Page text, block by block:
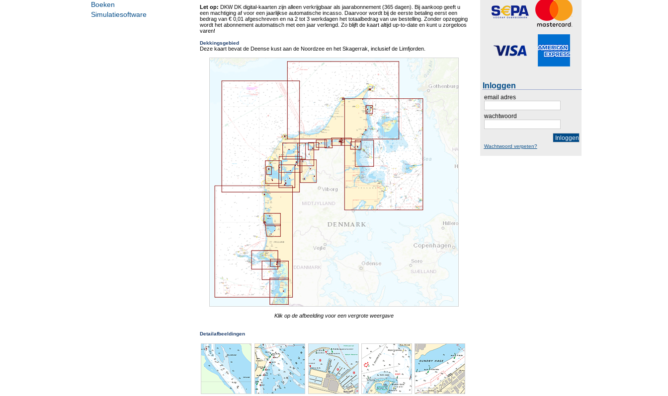
Boeken
Simulatiesoftware
Let op: DKW DK digital-kaarten zijn alleen verkrijgbaar als jaarabonnement (365 dagen). Bij aankoop geeft u
een machtiging af voor een jaarlijkse automatische incasso. Daarvoor wordt bij de eerste betaling eerst een
bedrag van € 0,01 afgeschreven en na 2 tot 3 werkdagen het totaalbedrag van uw bestelling. Zonder opzegging
wordt het abonnement automatisch met een jaar verlengd. Zo blijft de kaart altijd up-to-date en kunt u zorgeloos
varen!
Dekkingsgebied
Deze kaart bevat de Deense kust aan de Noordzee en het Skagerrak, inclusief de Limfjorden.
Klik op de afbeelding voor een vergrote weergave
Detailafbeeldingen
Inloggen
email adres
wachtwoord
Inloggen
Wachtwoord vergeten?